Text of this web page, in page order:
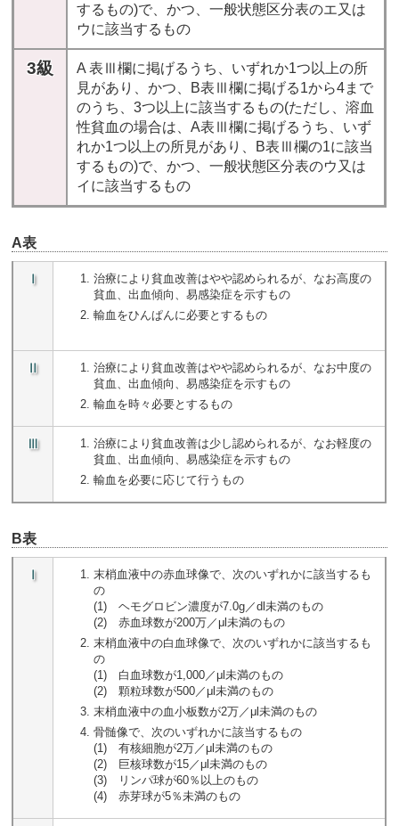
するもの)で、かつ、一般状態区分表のエ又は
ウに該当するもの
3級
A 表Ⅲ欄に掲げるうち、いずれか1つ以上の所
見があり、かつ、B表Ⅲ欄に掲げる1から4まで
のうち、3つ以上に該当するもの(ただし、溶血
性貧血の場合は、A表Ⅲ欄に掲げるうち、いず
れか1つ以上の所見があり、B表Ⅲ欄の1に該当
するもの)で、かつ、一般状態区分表のウ又は
イに該当するもの
A表
Ⅰ
治療により貧血改善はやや認められるが、なお高度の
貧血、出血傾向、易感染症を示すもの
輸血をひんぱんに必要とするもの
Ⅱ
治療により貧血改善はやや認められるが、なお中度の
貧血、出血傾向、易感染症を示すもの
輸血を時々必要とするもの
Ⅲ
治療により貧血改善は少し認められるが、なお軽度の
貧血、出血傾向、易感染症を示すもの
輸血を必要に応じて行うもの
B表
Ⅰ
末梢血液中の赤血球像で、次のいずれかに該当するも
の
(1) ヘモグロビン濃度が7.0g／dl未満のもの
(2) 赤血球数が200万／μl未満のもの
末梢血液中の白血球像で、次のいずれかに該当するも
の
(1) 白血球数が1,000／μl未満のもの
(2) 顆粒球数が500／μl未満のもの
末梢血液中の血小板数が2万／μl未満のもの
骨髄像で、次のいずれかに該当するもの
(1) 有核細胞が2万／μl未満のもの
(2) 巨核球数が15／μl未満のもの
(3) リンパ球が60％以上のもの
(4) 赤芽球が5％未満のもの